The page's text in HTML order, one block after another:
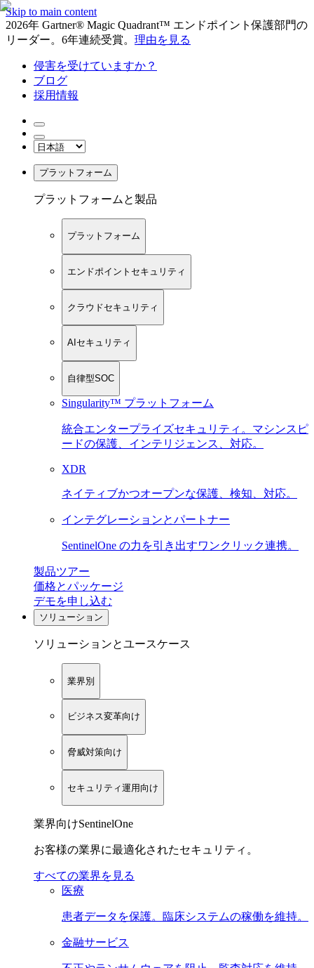
Skip to main content
2026年 Gartner® Magic Quadrant™ エンドポイント保護部門の
リーダー。6年連続受賞。 理由を見る
侵害を受けていますか？
ブログ
採用情報
プラットフォーム
プラットフォームと製品
プラットフォーム
エンドポイントセキュリティ
クラウドセキュリティ
AIセキュリティ
自律型SOC
Singularity™ プラットフォーム
統合エンタープライズセキュリティ。マシンスピ
ードの保護、インテリジェンス、対応。
XDR
ネイティブかつオープンな保護、検知、対応。
インテグレーションとパートナー
SentinelOne の力を引き出すワンクリック連携。
製品ツアー
価格とパッケージ
デモを申し込む
ソリューション
ソリューションとユースケース
業界別
ビジネス変革向け
脅威対策向け
セキュリティ運用向け
業界向けSentinelOne
お客様の業界に最適化されたセキュリティ。
すべての業界を見る
医療
患者データを保護。臨床システムの稼働を維持。
金融サービス